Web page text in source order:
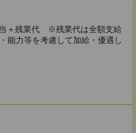
＋残業代 ※残業代は全額支給
力等を考慮して加給・優遇し